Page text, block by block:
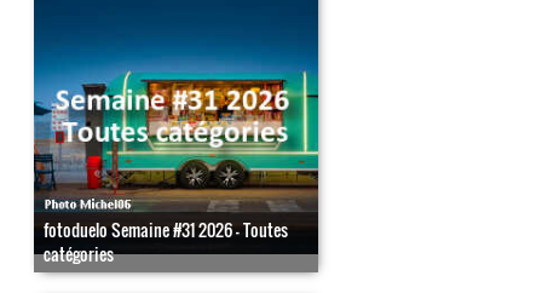
fotoduelo Semaine #31 2026 - Toutes
catégories